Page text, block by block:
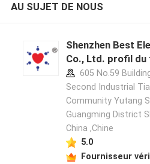
AU SUJET DE NOUS
Shenzhen Best
Co., Ltd. profil
605 No.59
Second Industrial
Community Yutang
Guangming District
China ,Chine
5.0
Fournisseur